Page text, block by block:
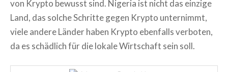
von Krypto bewusst sind. Nigeria ist nicht das einzige
Land, das solche Schritte gegen Krypto unternimmt,
viele andere Länder haben Krypto ebenfalls verboten,
da es schädlich für die lokale Wirtschaft sein soll.